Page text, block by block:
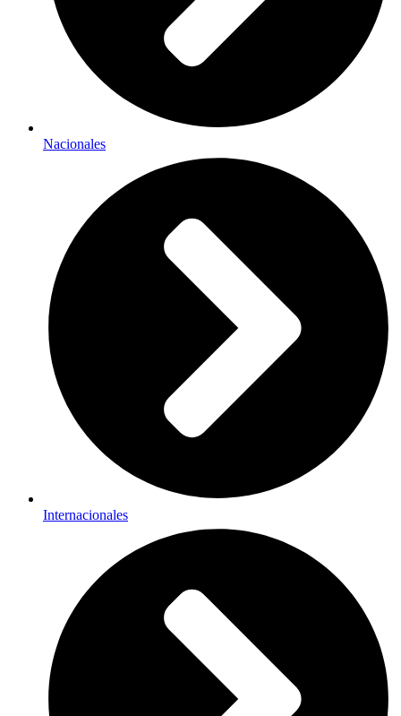
Nacionales
Internacionales